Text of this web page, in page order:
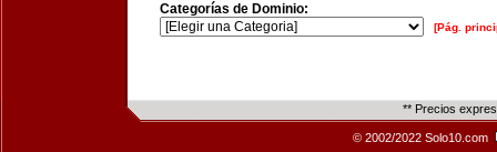
Categorías de Dominio:
[Pág.
** Precios
© 2002/2022 Solo10.com